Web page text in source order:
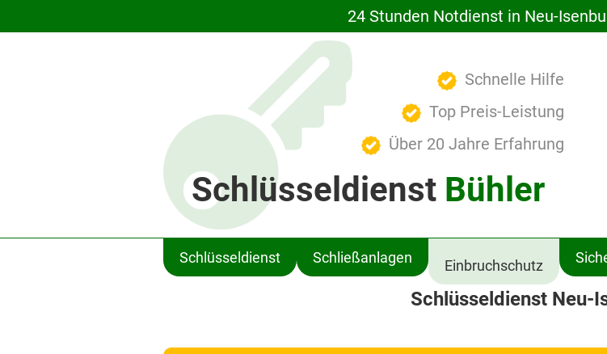
24 Stunden Notdienst in Neu-
Schnelle Hilfe
Top Preis-Leistung
Über 20 Jahre Erfahrung
Schlüsseldienst Bühler
Schlüsseldienst Schließanlagen Einbruchschutz
Schlüsseldienst Neu-